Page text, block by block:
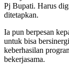
Pj Bupati. Harus
ditetapkan.
Ia pun berpesan
untuk bisa
keberhasilan
bekerjasama.